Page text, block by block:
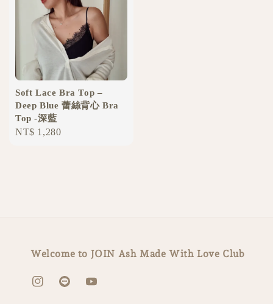
Soft Lace Bra Top –
Deep Blue 蕾絲背心 Bra
Top -深藍
Regular
NT$ 1,280
Welcome to JOIN Ash Made With Love Club